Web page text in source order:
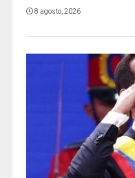
8 agosto, 2026